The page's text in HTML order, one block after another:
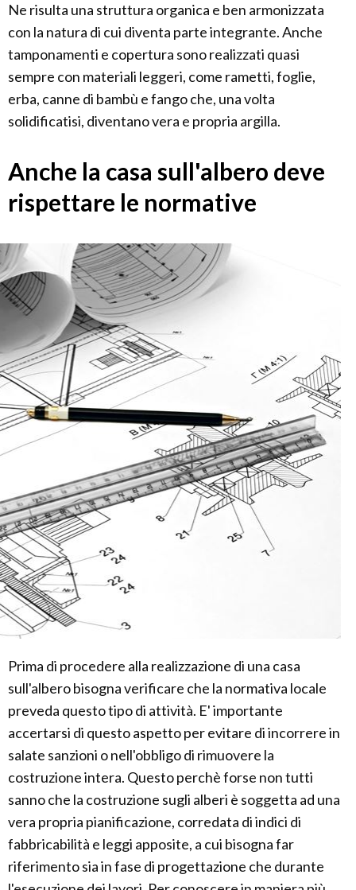
Ne risulta una struttura organica e ben armonizzata
con la natura di cui diventa parte integrante. Anche
tamponamenti e copertura sono realizzati quasi
sempre con materiali leggeri, come rametti, foglie,
erba, canne di bambù e fango che, una volta
solidificatisi, diventano vera e propria argilla.
Anche la casa sull'albero deve
rispettare le normative
Prima di procedere alla realizzazione di una casa
sull'albero bisogna verificare che la normativa locale
preveda questo tipo di attività. E' importante
accertarsi di questo aspetto per evitare di incorrere in
salate sanzioni o nell'obbligo di rimuovere la
costruzione intera. Questo perchè forse non tutti
sanno che la costruzione sugli alberi è soggetta ad una
vera propria pianificazione, corredata di indici di
fabbricabilità e leggi apposite, a cui bisogna far
riferimento sia in fase di progettazione che durante